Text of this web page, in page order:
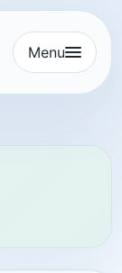
Menu